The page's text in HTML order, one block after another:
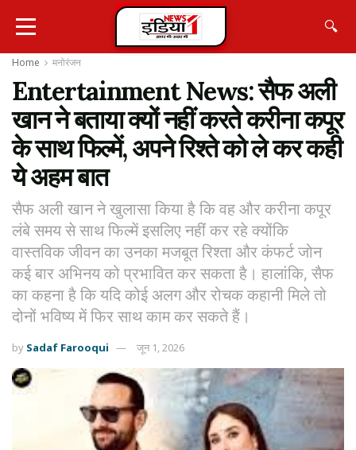
🔍
Home मनोरंजन
Entertainment News: सैफ अली
खान ने बताया क्यों नहीं करते करीना कपूर
के साथ फिल्में, अपने रिश्ते को ले कर कही
ये अहम बात
सैफ अली खान ने खुलासा किया है कि वह और करीना कपूर
लंबे समय से साथ फिल्में इसलिए नहीं कर रहे क्योंकि
वास्तविक जीवन का उनका मजबूत रिश्ता और कंफर्ट जोन
कई बार अभिनय को प्रभावित कर सकता है। हालांकि, सैफ
का कहना है कि यदि कोई अलग और रोचक कहानी मिले तो
दोनों भविष्य में फिर साथ काम कर सकते हैं।
by Sadaf Farooqui जून 1, 2026